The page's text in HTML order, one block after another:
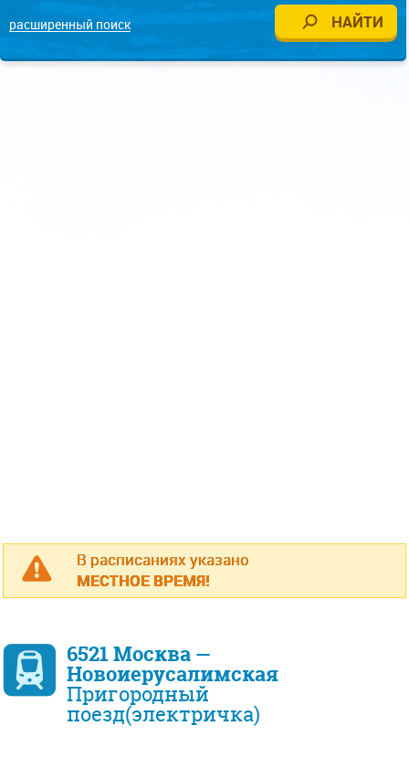
расширенный поиск
В расписаниях указано
МЕСТНОЕ ВРЕМЯ!
6521 Москва —
Новоиерусалимская
Пригородный
поезд(электричка)